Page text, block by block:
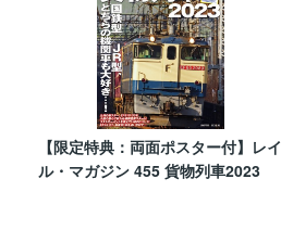
【限定特典：両面ポスター付】レイ
ル・マガジン 455 貨物列車2023